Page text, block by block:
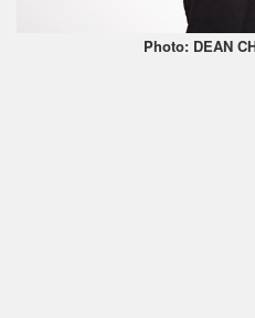
Photo: DEAN